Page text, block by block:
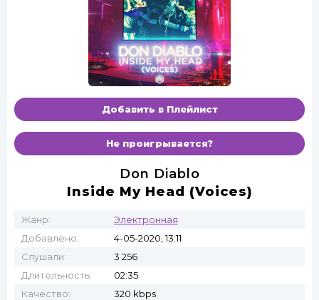
Добавить в Плейлист
Не проигрывается?
Don Diablo
Inside My Head (Voices)
Жанр:
Электронная
Добавлено:
4-05-2020, 13:11
Слушали:
3 256
Длительность:
02:35
Качество:
320 kbps